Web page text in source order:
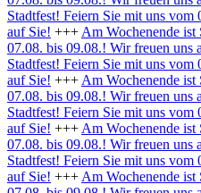
Stadtfest! Feiern Sie mit uns
auf Sie! +++ Am Wochenende ist
07.08. bis 09.08.! Wir freuen uns
Stadtfest! Feiern Sie mit uns
auf Sie! +++ Am Wochenende ist
07.08. bis 09.08.! Wir freuen uns
Stadtfest! Feiern Sie mit uns
auf Sie! +++ Am Wochenende ist
07.08. bis 09.08.! Wir freuen uns
Stadtfest! Feiern Sie mit uns
auf Sie! +++ Am Wochenende ist